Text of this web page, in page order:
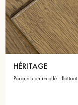
HÉRITAGE
parquet contrecollé - flottant